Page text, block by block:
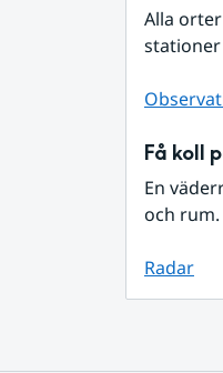
Alla
Få koll
En
och
Radar